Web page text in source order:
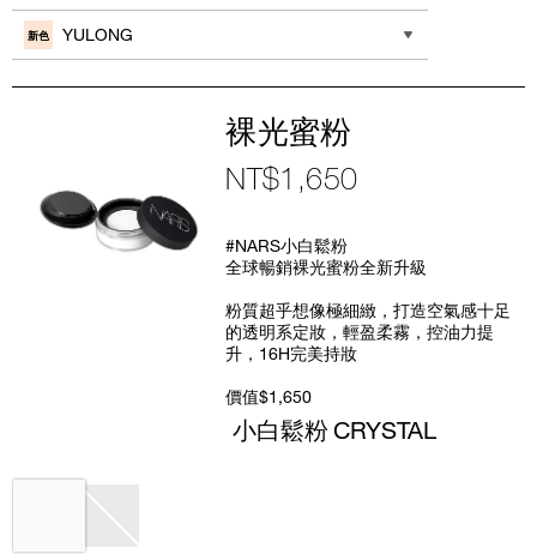
其他色系
新色 YULONG
裸光蜜粉
NT$1,650
NB000001214
#NARS小白鬆粉
全球暢銷裸光蜜粉全新升級
粉質超乎想像極細緻，打造空氣感十足
的透明系定妝，輕盈柔霧，控油力提
升，16H完美持妝
價值$1,650
小白鬆粉CRYSTAL
Variations